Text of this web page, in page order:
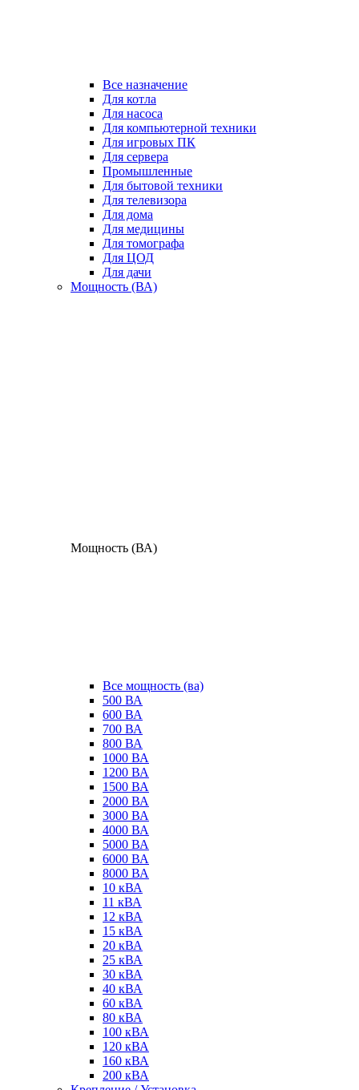
Все назначение
Для котла
Для насоса
Для компьютерной техники
Для игровых ПК
Для сервера
Промышленные
Для бытовой техники
Для телевизора
Для дома
Для медицины
Для томографа
Для ЦОД
Для дачи
Мощность (ВА)
Мощность (ВА)
Все мощность (ва)
500 ВА
600 ВА
700 ВА
800 ВА
1000 ВА
1200 ВА
1500 ВА
2000 ВА
3000 ВА
4000 ВА
5000 ВА
6000 ВА
8000 ВА
10 кВА
11 кВА
12 кВА
15 кВА
20 кВА
25 кВА
30 кВА
40 кВА
60 кВА
80 кВА
100 кВА
120 кВА
160 кВА
200 кВА